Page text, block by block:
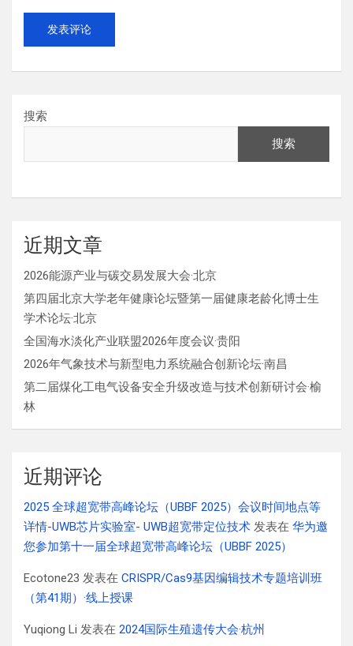
搜索
搜索
近期文章
2026能源产业与碳交易发展大会·北京
第四届北京大学老年健康论坛暨第一届健康老龄化博士生
学术论坛·北京
全国海水淡化产业联盟2026年度会议·贵阳
2026年气象技术与新型电力系统融合创新论坛·南昌
第二届煤化工电气设备安全升级改造与技术创新研讨会·榆
林
近期评论
2025 全球超宽带高峰论坛（UBBF 2025）会议时间地点等
详情-UWB芯片实验室- UWB超宽带定位技术 发表在 华为邀
您参加第十一届全球超宽带高峰论坛（UBBF 2025）
Ecotone23 发表在 CRISPR/Cas9基因编辑技术专题培训班
（第41期）·线上授课
Yuqiong Li 发表在 2024国际生殖遗传大会·杭州